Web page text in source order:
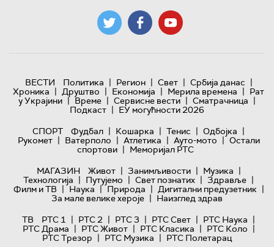
ВЕСТИ Политика | Регион | Свет | Србија данас |
Хроника | Друштво | Економија | Мерила времена | Рат
у Украјини | Време | Сервисне вести | Сматрачница |
Подкаст | ЕУ могућности 2026
СПОРТ
Фудбал | Кошарка | Тенис | Одбојка |
Рукомет | Ватерполо | Атлетика | Ауто-мото | Остали
спортови | Меморијал РТС
МАГАЗИН
Живот | Занимљивости | Музика |
Технологијa | Путујемо | Свет познатих | Здравље |
Филм и ТВ | Наука | Природа | Дигитални предузетник |
За мале велике хероје | Наизглед здрав
ТВ
РТС 1 | РТС 2 | РТС 3 | РТС Свет | РТС Наука |
РТС Драма | РТС Живот | РТС Класика | РТС Коло |
РТС Трезор | РТС Музика | РТС Полетарац